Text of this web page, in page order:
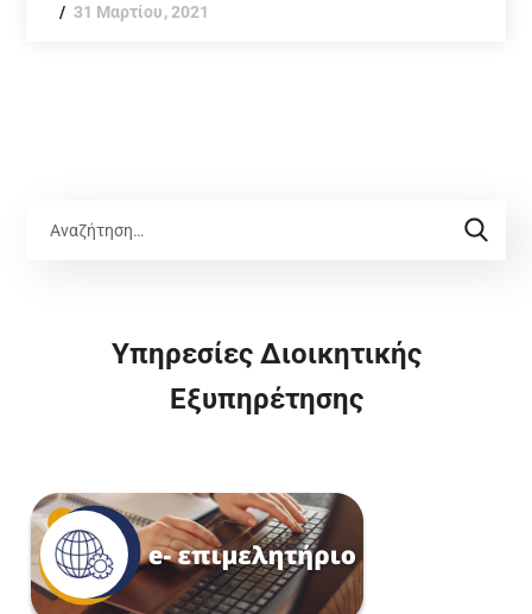
31 Μαρτίου, 2021
Υπηρεσίες Διοικητικής
Εξυπηρέτησης